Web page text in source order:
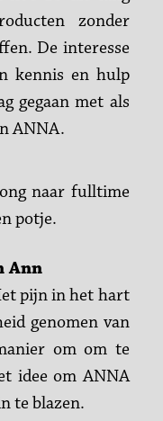
zonder
De interesse
kennis en hulp
gegaan met als
ANNA.
naar fulltime
potje.
Ann
pijn in het hart
genomen van
om om te
idee om ANNA
te blazen.